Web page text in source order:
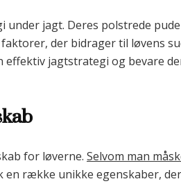
jagt. Deres polstrede
der bidrager til løvens
jagtstrategi og bevare
for løverne. Selvom man
en række unikke egenskaber,